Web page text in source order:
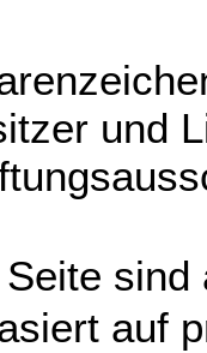
und
Seite
auf